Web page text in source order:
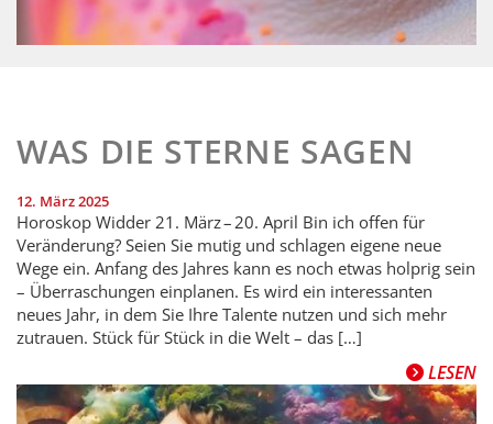
WAS DIE STERNE SAGEN
12. März 2025
Horoskop Widder 21. März – 20. April Bin ich offen für
Veränderung? Seien Sie mutig und schlagen eigene neue
Wege ein. Anfang des Jahres kann es noch etwas holprig sein
– Überraschungen einplanen. Es wird ein interessanten
neues Jahr, in dem Sie Ihre Talente nutzen und sich mehr
zutrauen. Stück für Stück in die Welt – das […]
LESEN